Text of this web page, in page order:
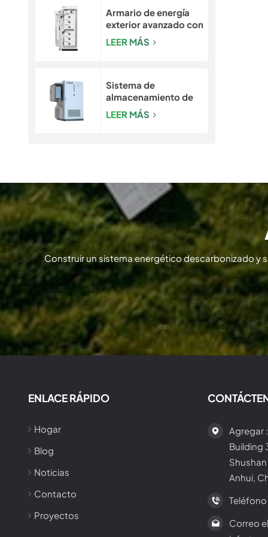
Armario de energía
exterior avanzado con
seguridad integrada |
Sistema de batería
LEER MÁS
Sistema de
almacenamiento de
energía para
exteriores con
energía LiFePO4 para
uso comercial e
industrial
LEER MÁS
Construir un sistema energético descarbonizado y
ENLACE RÁPIDO
Hogar
Blog
Noticias
Contacto
Proyectos
Agregar
Building
Anhui,
Teléfono
Correo